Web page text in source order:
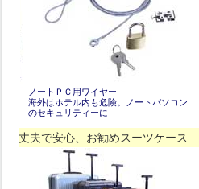
ノートＰＣ用ワイヤー
海外はホテル内も危険。ノートパソコン
のセキュリティーに
丈夫で安心、お勧めスーツケース